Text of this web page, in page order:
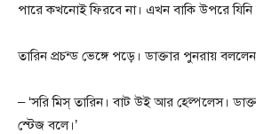
পারে কখনোই ফিরবে না। এখন বাকি উপরে যিনি
তারিন প্রচন্ড ভেঙ্গে পড়ে। ডাক্তার পুনরায়
– ‘সরি মিস্ তারিন। বাট উই আর হেল্পলেস।
স্টেজ বলে।’